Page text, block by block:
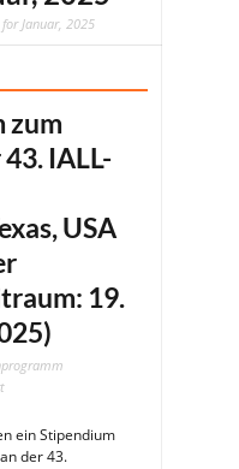
Januar, 2025
zum
IALL-
USA
19.
für
der
43.
IALL-
ein Stipendium
der 43.